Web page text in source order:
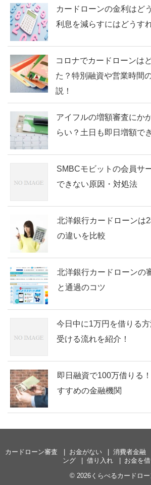
カードローンの金利はど
利息を減らすにはどうす
コロナでカードローンは
た？特別融資や営業時間
説！
アイフルの増額審査にか
らい？土日も即日増額で
SMBCモビットの会員サ
できない原因・対処法
北洋銀行カードローンは
の違いを比較
北洋銀行カードローンの
と通過のコツ
今日中に1万円を借りる
受ける流れを紹介！
即日融資で100万借りる
すすめの金融機関
カードローン審査 お金がない 消費者金融
ング
借り入れ
お金を
© 2026くらべるカードロー